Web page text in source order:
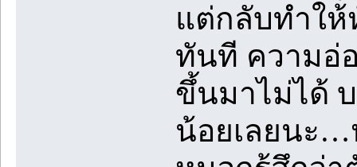
แต่กลับทำใ
ทันที ความอ่
ขึ้นมาไม่ได้
น้อยเลยนะ